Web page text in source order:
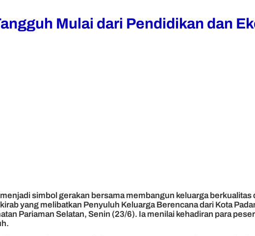
Mulai dari Pendidikan dan
simbol gerakan bersama membangun keluarga berkualitas
yang melibatkan Penyuluh Keluarga Berencana dari Kota
Pariaman Selatan, Senin (23/6). Ia menilai kehadiran para